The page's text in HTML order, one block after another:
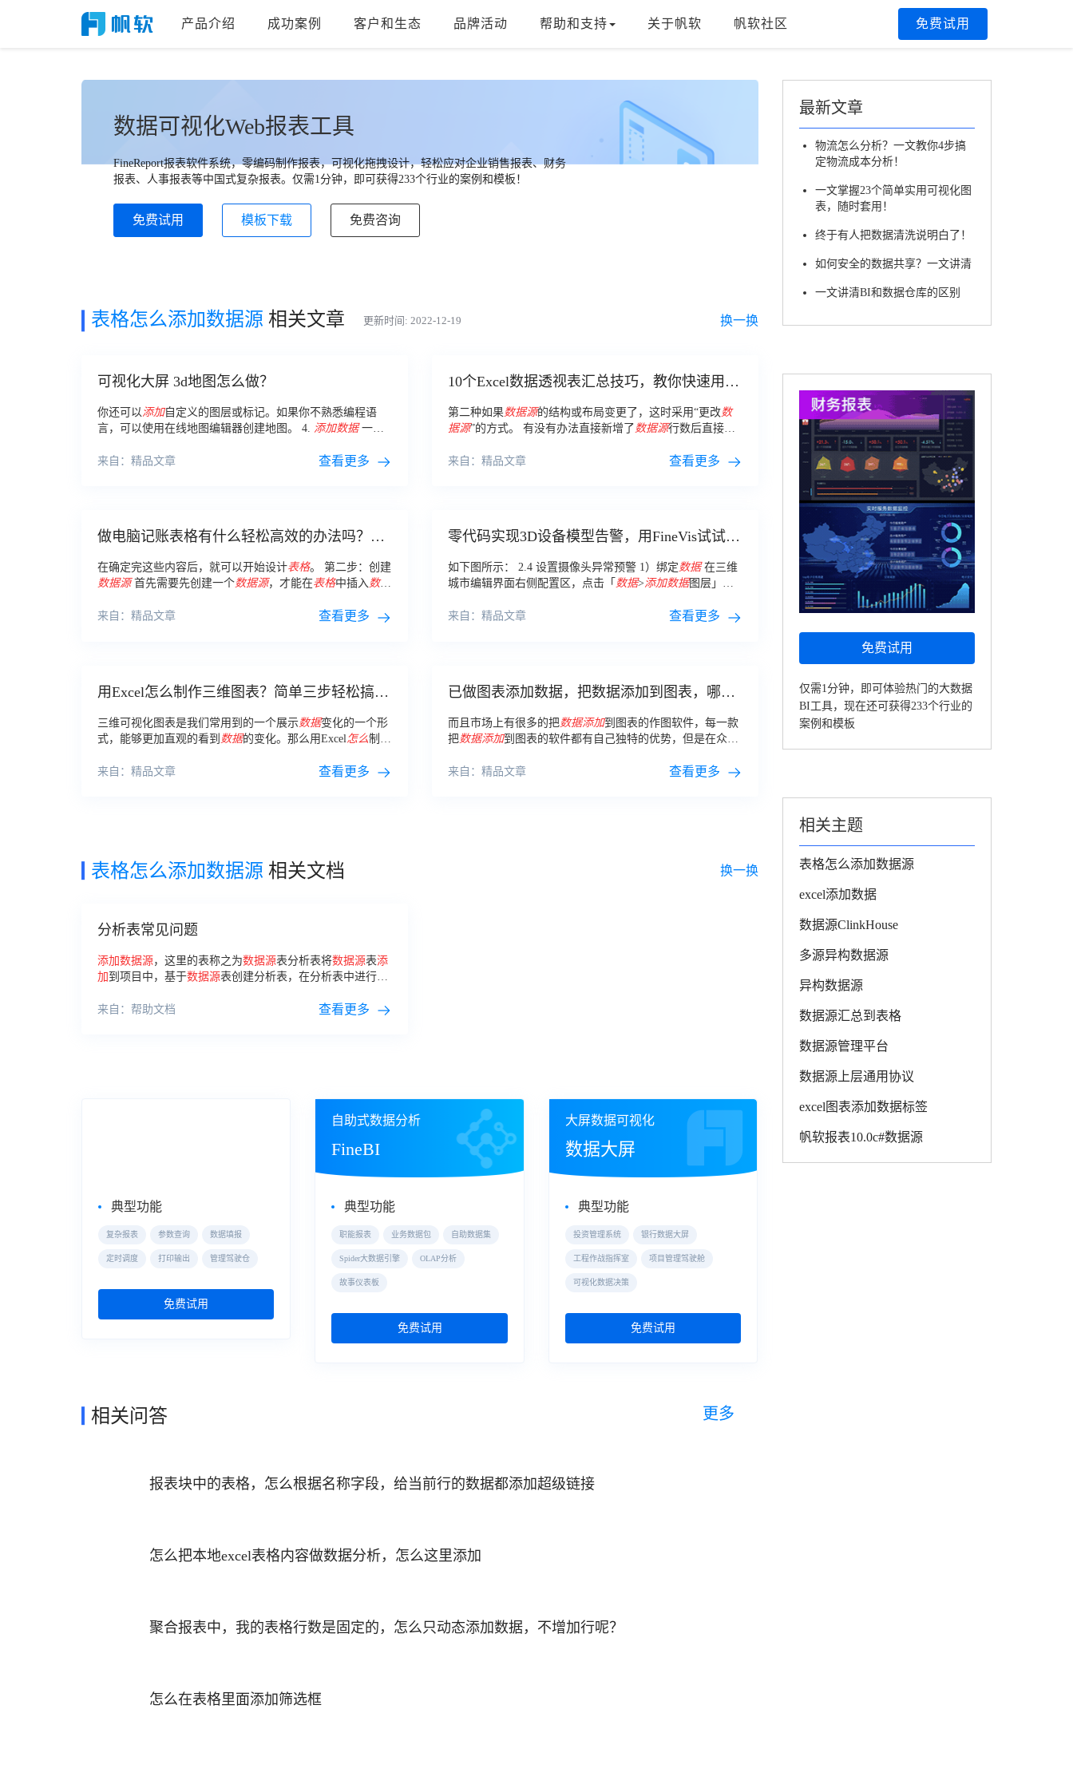
产品介绍 成功案例 客户和生态 品牌活动 帮助和支持 关于帆软 帆软社区 免费试用
数据可视化Web报表工具
FineReport报表软件系统，零编码制作报表，可视化拖拽设计，轻松应对企业销售报表、财务
报表、人事报表等中国式复杂报表。仅需1分钟，即可获得233个行业的案例和模板！
免费试用 模板下载 免费咨询
表格怎么添加数据源 相关文章 更新时间: 2022-12-19 换一换
可视化大屏 3d地图怎么做？
你还可以添加自定义的图层或标记。如果你不熟悉编程语
言，可以使用在线地图编辑器创建地图。 4. 添加数据一旦
以使用API或其他工具来完成这个过程。
来自：精品文章 查看更多
10个Excel数据透视表汇总技巧，教你快速用
excel数据分析！
第二种如果数据源的结构或布局变更了，这时采用“更改数
据源
”的方式。 有没有办法直接新增了 数据源行数后直接刷
来自：精品文章
查看更多
做电脑记账表格有什么轻松高效的办法吗？进
来告诉你！
在确定完这些内容后，就可以开始设计表格。 第二步：创建
数据源首先需要先创建一个数据源，才能在表格中插入 数
创建 数据源。
来自：精品文章 查看更多
零代码实现3D设备模型告警，用FineVis试试
吧！
如下图所示： 2.4 设置摄像头异常预警 1）绑定 数据在三维
城市编辑界面右侧配置区，点击「 数据>添加数据图层」，
置」 数据集数据。
来自：精品文章 查看更多
用Excel怎么制作三维图表？简单三步轻松搞
三维可视化图表是我们常用到的一个展示数据变化的一个形
式，能够更加直观的看到 数据的变化。那么用Excel 怎么制作
来自：精品文章
查看更多
已做图表添加数据，把数据添加到图表，哪款
而且市场上有很多的把数据添加到图表的作图软件，每一款
把数据添加到图表的软件都有自己独特的优势，但是在众多
来自：精品文章
查看更多
表格怎么添加数据源 相关文档 换一换
分析表常见问题
添加数据源 ，这里的表称之为数据源表分析表将数据源表添
加 到项目中，基于数据源表创建分析表，在分析表中进行
中。如果多位成员都使用一张
表进行分析，之后
来自：帮助文档 查看更多
典型功能
复杂报表 参数查询 数据填报
定时调度 打印输出 管理驾驶仓
免费试用
自助式数据分析
FineBI
典型功能
职能报表 业务数据包 自助数据集
Spider大数据引擎 OLAP分析
故事仪表板
免费试用
大屏数据可视化
数据大屏
典型功能
投资管理系统 银行数据大屏
工程作战指挥室 项目管理驾驶舱
可视化数据决策
免费试用
相关问答 更多
报表块中的表格，怎么根据名称字段，给当前行的数据都添加超级链接
怎么把本地excel表格内容做数据分析，怎么这里添加
聚合报表中，我的表格行数是固定的，怎么只动态添加数据，不增加行呢？
怎么在表格里面添加筛选框
最新文章
物流怎么分析？一文教你4步搞
定物流成本分析！
一文掌握23个简单实用可视化图
表，随时套用！
终于有人把数据清洗说明白了！
如何安全的数据共享？一文讲清
一文讲清BI和数据仓库的区别
免费试用
仅需1分钟，即可体验热门的大数据
BI工具，现在还可获得233个行业的
案例和模板
相关主题
表格怎么添加数据源
excel添加数据
数据源ClinkHouse
多源异构数据源
异构数据源
数据源汇总到表格
数据源管理平台
数据源上层通用协议
excel图表添加数据标签
帆软报表10.0c#数据源